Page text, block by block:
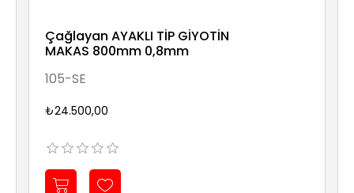
Çağlayan AYAKLI TİP GİYOTİN
MAKAS 800mm 0,8mm
105-SE
₺24.500,00